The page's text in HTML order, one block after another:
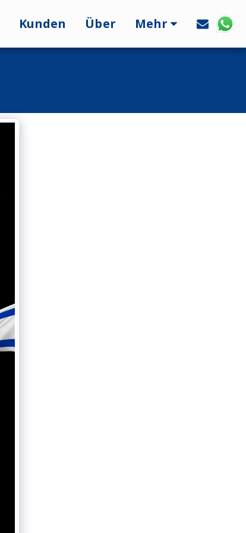
Kunden Über Mehr